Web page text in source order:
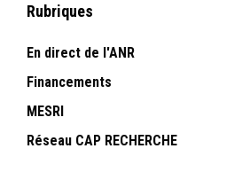
Rubriques
En direct de l'ANR
Financements
MESRI
Réseau CAP RECHERCHE